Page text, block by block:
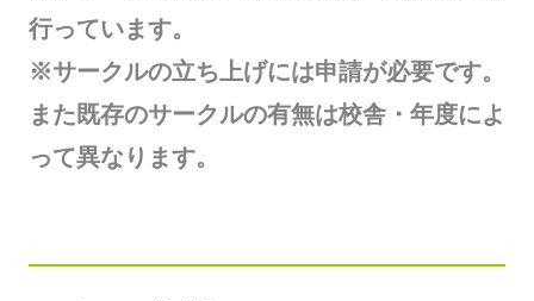
行っています。
※サークルの立ち上げには申請が必要です。
また既存のサークルの有無は校舎・年度によ
って異なります。